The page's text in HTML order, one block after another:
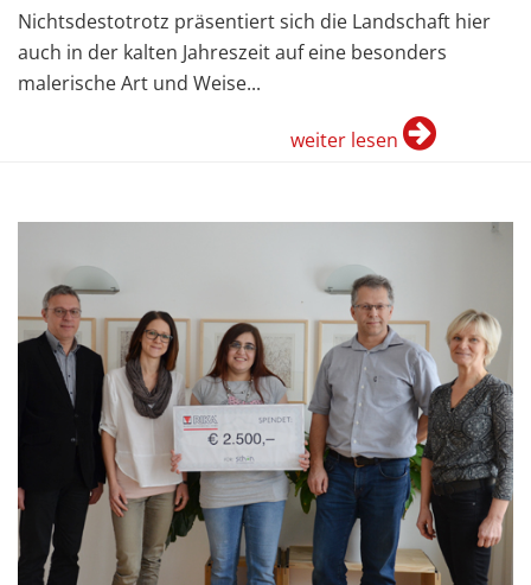
Nichtsdestotrotz präsentiert sich die Landschaft hier
auch in der kalten Jahreszeit auf eine besonders
malerische Art und Weise...
weiter lesen